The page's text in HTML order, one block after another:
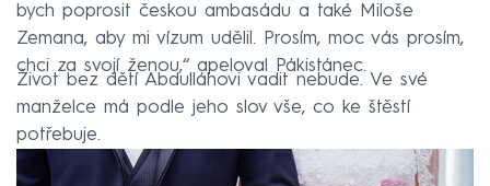
bych poprosit českou ambasádu a také Miloše
Zemana, aby mi vízum udělil. Prosím, moc vás prosím,
chci za svojí ženou,“ apeloval Pákistánec.
Život bez dětí Abdulláhovi vadit nebude. Ve své
manželce má podle jeho slov vše, co ke štěstí
potřebuje.